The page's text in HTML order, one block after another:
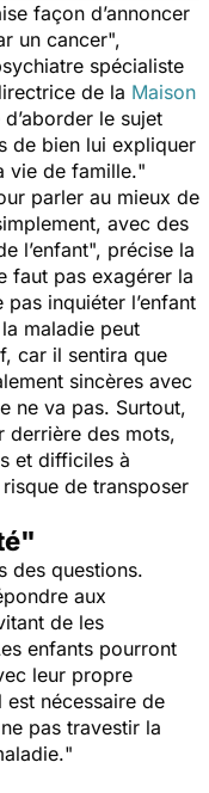
façon d’annoncer
un cancer",
spécialiste
de la Maison
le sujet
de bien lui expliquer
vie de famille."
parler au mieux de
avec des
l’enfant", précise la
faut pas exagérer la
inquiéter l’enfant
maladie peut
car il sentira que
sincères avec
ne va pas. Surtout,
derrière des mots,
et difficiles à
de transposer
des questions.
aux
de les
enfants pourront
leur propre
nécessaire de
pas travestir la
"